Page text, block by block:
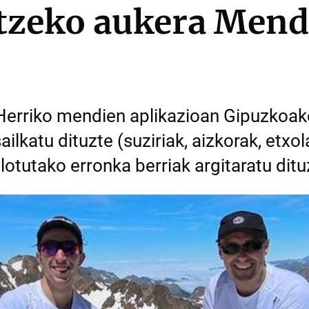
aukera
mendien aplikazioan
dituzte (suziriak, aizkorak,
erronka berriak argitaratu